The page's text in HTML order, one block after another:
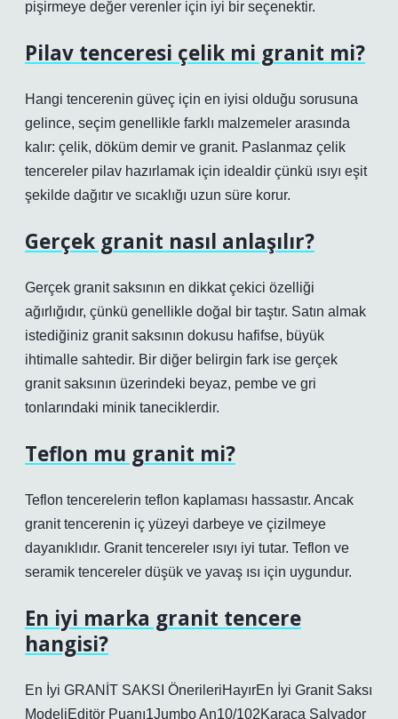
pişirmeye değer verenler için iyi bir seçenektir.
Pilav tenceresi çelik mi granit mi?
Hangi tencerenin güveç için en iyisi olduğu sorusuna
gelince, seçim genellikle farklı malzemeler arasında
kalır: çelik, döküm demir ve granit. Paslanmaz çelik
tencereler pilav hazırlamak için idealdir çünkü ısıyı eşit
şekilde dağıtır ve sıcaklığı uzun süre korur.
Gerçek granit nasıl anlaşılır?
Gerçek granit saksının en dikkat çekici özelliği
ağırlığıdır, çünkü genellikle doğal bir taştır. Satın almak
istediğiniz granit saksının dokusu hafifse, büyük
ihtimalle sahtedir. Bir diğer belirgin fark ise gerçek
granit saksının üzerindeki beyaz, pembe ve gri
tonlarındaki minik taneciklerdir.
Teflon mu granit mi?
Teflon tencerelerin teflon kaplaması hassastır. Ancak
granit tencerenin iç yüzeyi darbeye ve çizilmeye
dayanıklıdır. Granit tencereler ısıyı iyi tutar. Teflon ve
seramik tencereler düşük ve yavaş ısı için uygundur.
En iyi marka granit tencere
hangisi?
En İyi GRANİT SAKSI ÖnerileriHayırEn İyi Granit Saksı
ModeliEditör Puanı1Jumbo An10/102Karaca Salvador